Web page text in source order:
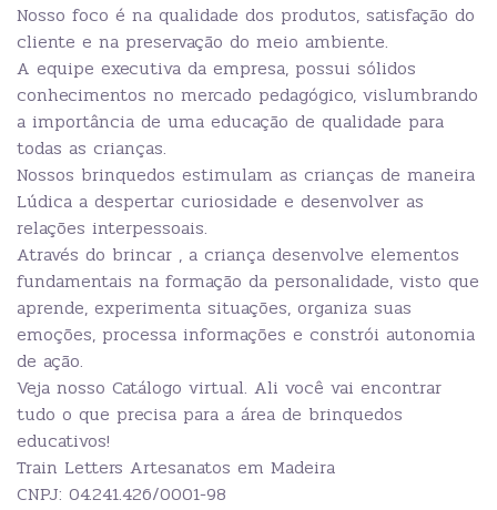
Nosso foco é na qualidade dos produtos, satisfação do
cliente e na preservação do meio ambiente.
A equipe executiva da empresa, possui sólidos
conhecimentos no mercado pedagógico, vislumbrando
a importância de uma educação de qualidade para
todas as crianças.
Nossos brinquedos estimulam as crianças de maneira
Lúdica a despertar curiosidade e desenvolver as
relações interpessoais.
Através do brincar , a criança desenvolve elementos
fundamentais na formação da personalidade, visto que
aprende, experimenta situações, organiza suas
emoções, processa informações e constrói autonomia
de ação.
Veja nosso Catálogo virtual. Ali você vai encontrar
tudo o que precisa para a área de brinquedos
educativos!
Train Letters Artesanatos em Madeira
CNPJ: 04.241.426/0001-98